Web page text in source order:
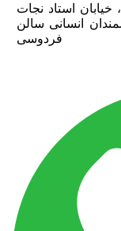
خیابان استاد نجات
انسانی سالن
فردوسی